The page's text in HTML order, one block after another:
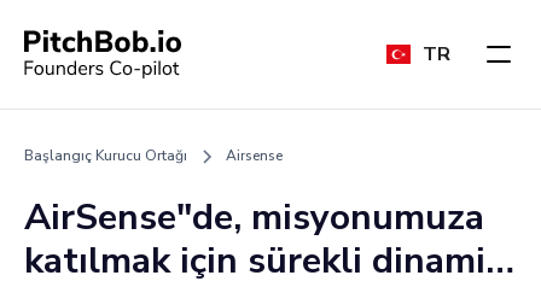
TR
Başlangıç Kurucu Ortağı Airsense
AirSense"de, misyonumuza
katılmak için sürekli dinamik